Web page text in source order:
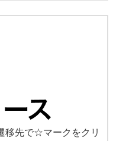
移先で☆マークをクリ